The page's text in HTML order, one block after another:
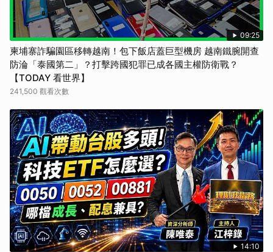
09:25
柬埔寨詐騙園區移轉越南！包下飯店蓋巨型機房 越南鐵腕開查
防淪「泰國第二」？打擊跨國犯罪已成各國主權防衛戰？
【TODAY 看世界】
241,500 觀看次數
14:10